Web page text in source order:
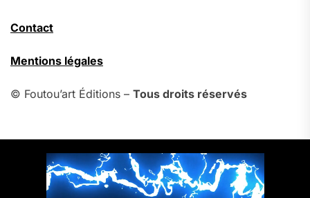
Contact
Mentions légales
© Foutou’art Éditions – Tous droits réservés